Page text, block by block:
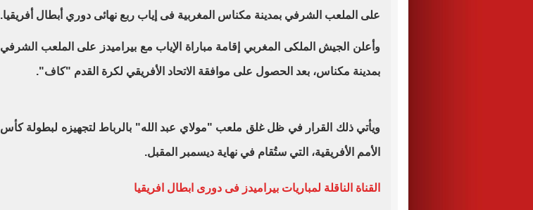
على الملعب الشرفي بمدينة مكناس المغربية فى إياب ربع نهائى دوري أبطال أفريقيا.
وأعلن الجيش الملكى المغربي إقامة مباراة الإياب مع بيراميدز على الملعب الشرفي
بمدينة مكناس، بعد الحصول على موافقة الاتحاد الأفريقي لكرة القدم "كاف".
ويأتي ذلك القرار في ظل غلق ملعب "مولاي عبد الله" بالرباط لتجهيزه لبطولة كأس
الأمم الأفريقية، التي ستُقام في نهاية ديسمبر المقبل.
القناة الناقلة لمباريات بيراميدز فى دورى ابطال افريقيا